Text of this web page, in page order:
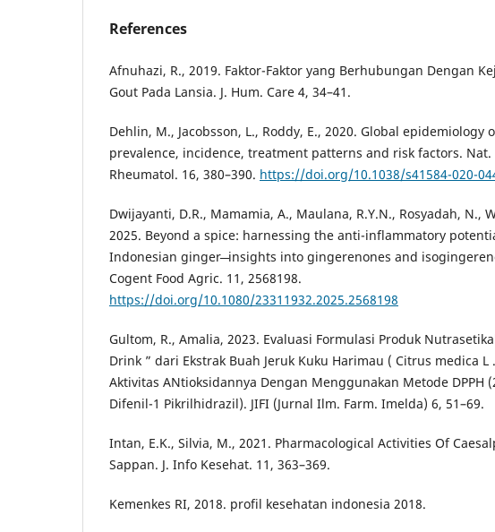
References
Afnuhazi, R., 2019. Faktor-Faktor yang Berhubungan Dengan
Gout Pada Lansia. J. Hum. Care 4, 34–41.
Dehlin, M., Jacobsson, L., Roddy, E., 2020. Global epidemiology
prevalence, incidence, treatment patterns and risk factors. Nat.
Rheumatol. 16, 380–390. https://doi.org/10.1038/s41584-020-
Dwijayanti, D.R., Mamamia, A., Maulana, R.Y.N., Rosyadah, N.,
2025. Beyond a spice: harnessing the anti-inflammatory
Indonesian ginger ̶ insights into gingerenones and
Cogent Food Agric. 11, 2568198.
https://doi.org/10.1080/23311932.2025.2568198
Gultom, R., Amalia, 2023. Evaluasi Formulasi Produk
Drink ” dari Ekstrak Buah Jeruk Kuku Harimau ( Citrus medica L
Aktivitas ANtioksidannya Dengan Menggunakan Metode DPPH
Difenil-1 Pikrilhidrazil). JIFI (Jurnal Ilm. Farm. Imelda) 6, 51–69.
Intan, E.K., Silvia, M., 2021. Pharmacological Activities Of
Sappan. J. Info Kesehat. 11, 363–369.
Kemenkes RI, 2018. profil kesehatan indonesia 2018.